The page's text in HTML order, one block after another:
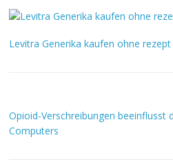
Levitra Generika kaufen ohne rezept
Opioid-Verschreibungen beeinflusst
Computers